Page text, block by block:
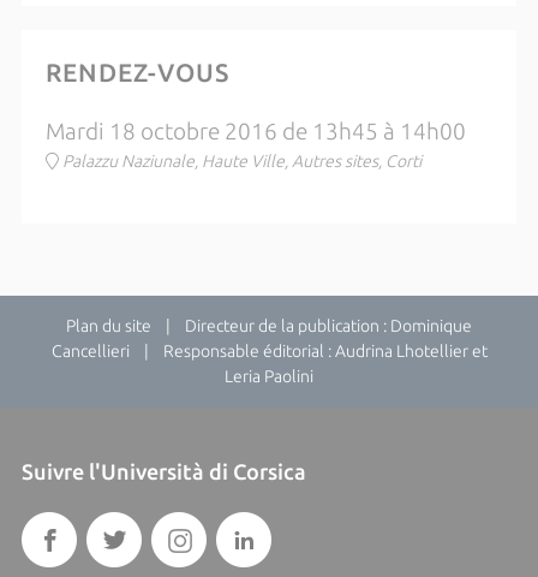
RENDEZ-VOUS
Mardi 18 octobre 2016 de 13h45 à 14h00
Palazzu Naziunale, Haute Ville, Autres sites, Corti
Plan du site | Directeur de la publication : Dominique
Cancellieri | Responsable éditorial : Audrina Lhotellier et
Leria Paolini
Suivre l'Università di Corsica